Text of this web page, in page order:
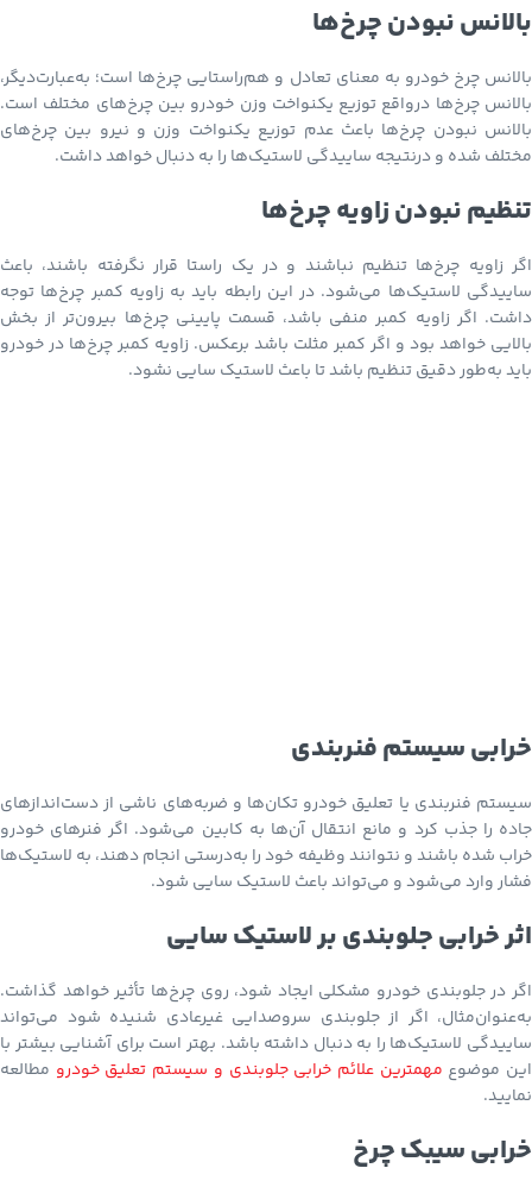
بالانس نبودن چرخ‌ها
بالانس چرخ خودرو به معنای تعادل و هم‌راستایی چرخ‌ها است؛ به‌عبارت‌دیگر،
بالانس چرخ‌ها درواقع توزیع یکنواخت وزن خودرو بین چرخ‌های مختلف است.
بالانس نبودن چرخ‌ها باعث عدم توزیع یکنواخت وزن و نیرو بین چرخ‌های
مختلف شده و درنتیجه ساییدگی لاستیک‌ها را به دنبال خواهد داشت.
تنظیم نبودن زاویه چرخ‌ها
اگر زاویه چرخ‌ها تنظیم نباشند و در یک راستا قرار نگرفته باشند، باعث
ساییدگی لاستیک‌ها می‌شود. در این رابطه باید به زاویه کمبر چرخ‌ها توجه
داشت. اگر زاویه کمبر منفی باشد، قسمت پایینی چرخ‌ها بیرون‌تر از بخش
بالایی خواهد بود و اگر کمبر مثلت باشد برعکس. زاویه کمبر چرخ‌ها در خودرو
باید به‌طور دقیق تنظیم باشد تا باعث لاستیک سایی نشود.
خرابی سیستم فنربندی
سیستم فنربندی یا تعلیق خودرو تکان‌ها و ضربه‌های ناشی از دست‌اندازهای
جاده را جذب کرد و مانع انتقال آن‌ها به کابین می‌شود. اگر فنرهای خودرو
خراب شده باشند و نتوانند وظیفه خود را به‌درستی انجام دهند، به لاستیک‌ها
فشار وارد می‌شود و می‌تواند باعث لاستیک سایی شود.
اثر خرابی جلوبندی بر لاستیک سایی
اگر در جلوبندی خودرو مشکلی ایجاد شود، روی چرخ‌ها تأثیر خواهد گذاشت.
به‌عنوان‌مثال، اگر از جلوبندی سروصدایی غیرعادی شنیده شود می‌تواند
ساییدگی لاستیک‌ها را به دنبال داشته باشد. بهتر است برای آشنایی بیشتر با
این موضوع مهمترین علائم خرابی جلوبندی و سیستم تعلیق خودرو مطالعه
نمایید.
خرابی سیبک چرخ